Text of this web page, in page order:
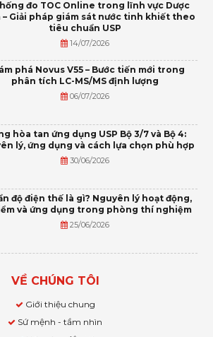
đo TOC Online trong lĩnh vực Dược
– Giải pháp giám sát nước tinh khiết theo
tiêu chuẩn USP
14/07/2026
phá Novus V55 – Bước tiến mới trong
phân tích LC-MS/MS định lượng
06/07/2026
hòa tan ứng dụng USP Bộ 3/7 và Bộ 4:
lý, ứng dụng và cách lựa chọn phù hợp
30/06/2026
độ điện thế là gì? Nguyên lý hoạt động,
và ứng dụng trong phòng thí nghiệm
25/06/2026
VỀ CHÚNG TÔI
Giới thiệu chung
Sứ mệnh - tầm nhìn